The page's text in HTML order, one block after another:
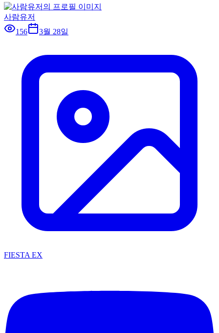
사람유저
156
3월 28일
FIESTA EX